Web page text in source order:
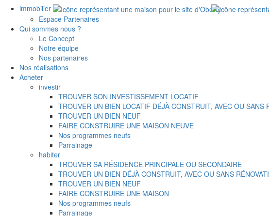
immobilier
Espace Partenaires
Qui sommes nous ?
Le Concept
Notre équipe
Nos partenaires
Nos réalisations
Acheter
investir
TROUVER SON INVESTISSEMENT LOCATIF
TROUVER UN BIEN LOCATIF DÉJÀ CONSTRUIT, AVEC OU SANS
TROUVER UN BIEN NEUF
FAIRE CONSTRUIRE UNE MAISON NEUVE
Nos programmes neufs
Parrainage
habiter
TROUVER SA RÉSIDENCE PRINCIPALE OU SECONDAIRE
TROUVER UN BIEN DÉJÀ CONSTRUIT, AVEC OU SANS
TROUVER UN BIEN NEUF
FAIRE CONSTRUIRE UNE MAISON
Nos programmes neufs
Parrainage